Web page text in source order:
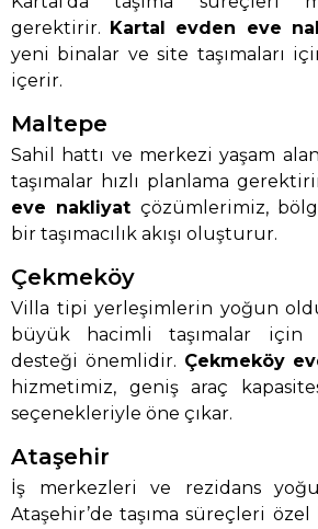
gerektirir.
Kartal evden eve
yeni binalar ve site taşımaları
içerir.
Maltepe
Sahil hattı ve merkezi yaşam
taşımalar hızlı planlama
eve nakliyat çözümlerimiz,
bir taşımacılık akışı oluşturur.
Çekmeköy
Villa tipi yerleşimlerin yoğun
büyük hacimli taşımalar için
desteği önemlidir. Çekmeköy
hizmetimiz, geniş araç
seçenekleriyle öne çıkar.
Ataşehir
İş merkezleri ve rezidans
Ataşehir’de taşıma süreçleri özel